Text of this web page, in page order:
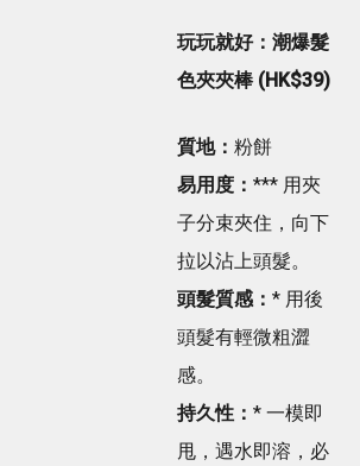
玩玩就好：潮爆髮
色夾夾棒 (HK$39)
質地： 粉餅
易用度： *** 用夾
子分束夾住，向下
拉以沾上頭髮。
頭髮質感： * 用後
頭髮有輕微粗澀
感。
持久性： * 一模即
甩，遇水即溶，必